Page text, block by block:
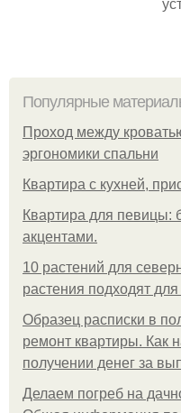
Популярные
Проход между
эргономики спальни
Квартира с кухней,
Квартира для певицы:
акцентами.
10 растений для
растения подходят
Образец расписки в
ремонт квартиры. Как
получении денег за
Делаем погреб на